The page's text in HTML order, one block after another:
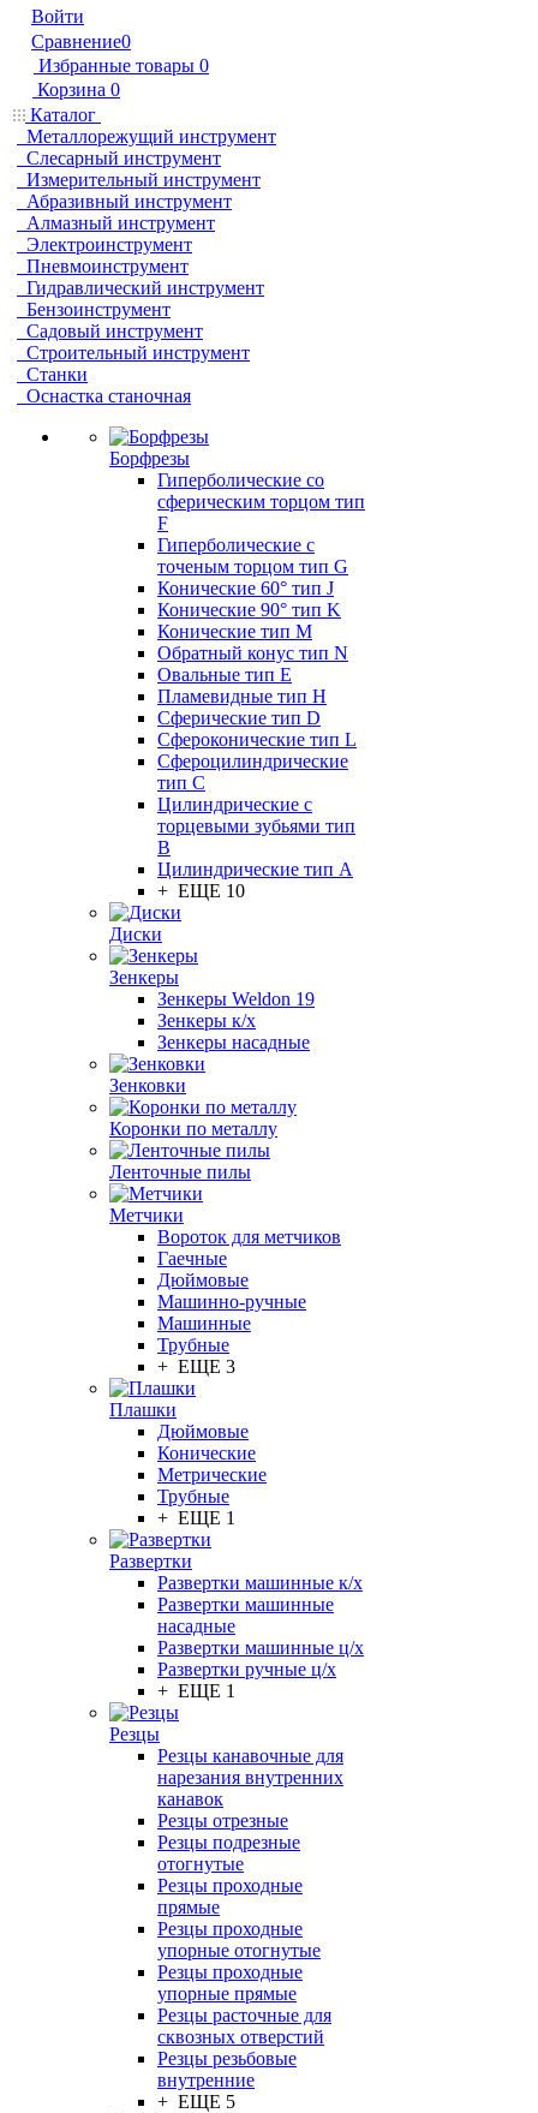
Войти
Сравнение0
Избранные товары 0
Корзина 0
Каталог
Металлорежущий инструмент
Слесарный инструмент
Измерительный инструмент
Абразивный инструмент
Алмазный инструмент
Электроинструмент
Пневмоинструмент
Гидравлический инструмент
Бензоинструмент
Садовый инструмент
Строительный инструмент
Станки
Оснастка станочная
Борфрезы
Гиперболические cо
сферическим торцом тип
F
Гиперболические с
точеным торцом тип G
Конические 60° тип J
Конические 90° тип K
Конические тип M
Обратный конус тип N
Овальные тип E
Пламевидные тип H
Сферические тип D
Сфероконические тип L
Сфероцилиндрические
тип C
Цилиндрические с
торцевыми зубьями тип
B
Цилиндрические тип А
+ ЕЩЕ 10
Диски
Зенкеры
Зенкеры Weldon 19
Зенкеры к/х
Зенкеры насадные
Зенковки
Коронки по металлу
Ленточные пилы
Метчики
Вороток для метчиков
Гаечные
Дюймовые
Машинно-ручные
Машинные
Трубные
+ ЕЩЕ 3
Плашки
Дюймовые
Конические
Метрические
Трубные
+ ЕЩЕ 1
Развертки
Развертки машинные к/х
Развертки машинные
насадные
Развертки машинные ц/х
Развертки ручные ц/х
+ ЕЩЕ 1
Резцы
Резцы канавочные для
нарезания внутренних
канавок
Резцы отрезные
Резцы подрезные
отогнутые
Резцы проходные
прямые
Резцы проходные
упорные отогнутые
Резцы проходные
упорные прямые
Резцы расточные для
сквозных отверстий
Резцы резьбовые
внутренние
+ ЕЩЕ 5